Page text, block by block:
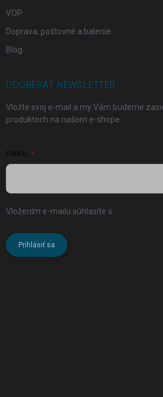
VOP
Doprava, poštovné a balenie
Blog
ODOBERAŤ NEWSLETTER
Vložte svoj e-mail a my Vám budeme
produktoch na našom e-shope.
Vložením e-mailu súhlasíte s
Prihlásiť sa